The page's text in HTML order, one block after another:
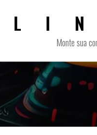
Monte sua